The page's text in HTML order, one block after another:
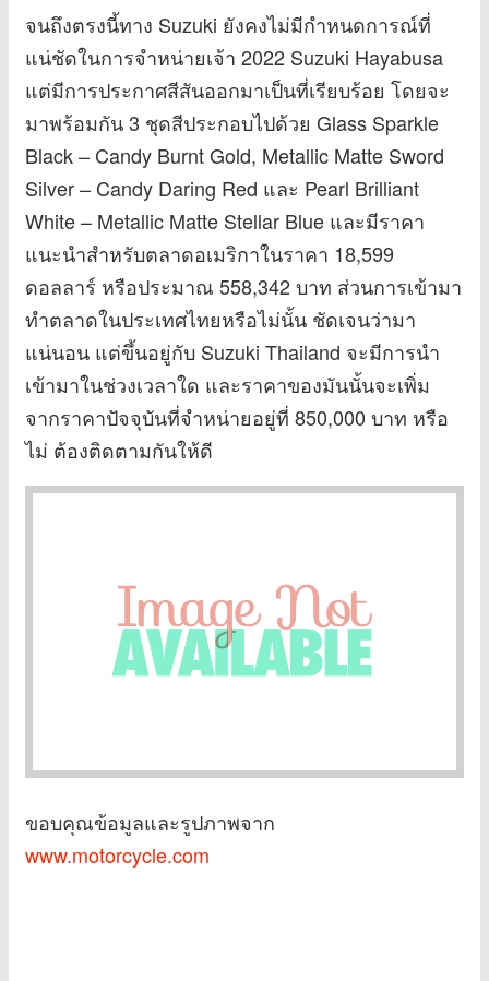
จนถึงตรงนี้ทาง Suzuki ยังคงไม่มีกำหนดการณ์ที่
แน่ชัดในการจำหน่ายเจ้า 2022 Suzuki Hayabusa
แต่มีการประกาศสีสันออกมาเป็นที่เรียบร้อย โดยจะ
มาพร้อมกัน 3 ชุดสีประกอบไปด้วย Glass Sparkle
Black – Candy Burnt Gold, Metallic Matte Sword
Silver – Candy Daring Red และ Pearl Brilliant
White – Metallic Matte Stellar Blue และมีราคา
แนะนำสำหรับตลาดอเมริกาในราคา 18,599
ดอลลาร์ หรือประมาณ 558,342 บาท ส่วนการเข้ามา
ทำตลาดในประเทศไทยหรือไม่นั้น ชัดเจนว่ามา
แน่นอน แต่ขึ้นอยู่กับ Suzuki Thailand จะมีการนำ
เข้ามาในช่วงเวลาใด และราคาของมันนั้นจะเพิ่ม
จากราคาปัจจุบันที่จำหน่ายอยู่ที่ 850,000 บาท หรือ
ไม่ ต้องติดตามกันให้ดี
ขอบคุณข้อมูลและรูปภาพจาก
www.motorcycle.com